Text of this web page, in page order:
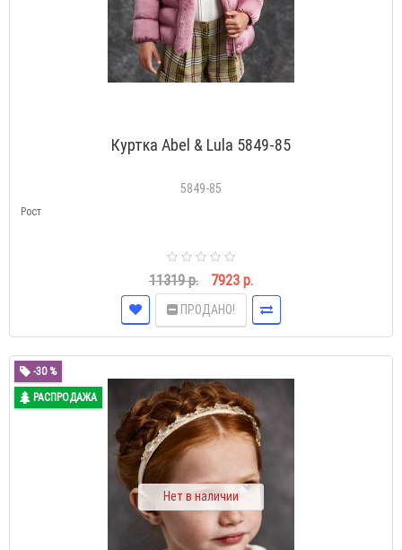
Куртка Abel & Lula 5849-85
5849-85
Рост
11319 р. 7923 р.
ПРОДАНО!
-30 %
РАСПРОДАЖА
Нет в наличии